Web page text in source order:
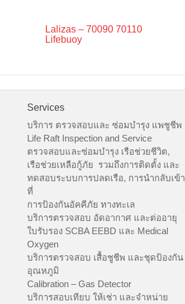
Lalizas – 70090 70110
Lifebuoy
Services
บริการ ตรวจสอบและ ซ่อมบำรุง แพชูชีพ
Life Raft Inspection and Service
ตรวจสอบและซ่อมบำรุง เรือช่วยชีวิต,
เรือช่วยเหลือกู้ภัย รวมถึงการติดตั้ง และ
ทดสอบระบบการปลดเรือ, การนำกลับเข้า
ที่
การป้องกันอัคคีภัย ทางทะเล
บริการตรวจสอบ อัดอากาศ และต่ออายุ
ใบรับรอง SCBA EEBD และ Medical
Oxygen
บริการตรวจสอบ เสื้อชูชีพ และชุดป้องกัน
อุณหภูมิ
Calibration – Gas Detector
บริการสอบเทียบ ให้เช่า และจำหน่าย